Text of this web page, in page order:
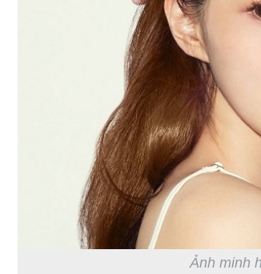
Ảnh minh